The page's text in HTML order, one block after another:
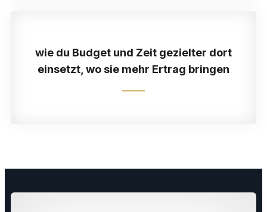
wie du Budget und Zeit gezielter dort
einsetzt, wo sie mehr Ertrag bringen